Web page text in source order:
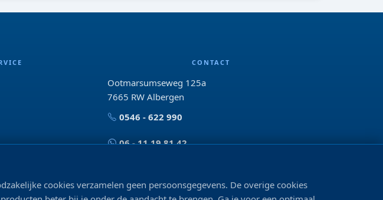
CONTACT
Ootmarsumseweg 125a
7665 RW Albergen
0546 - 622 990
06 - 11 19 81 42
VOLG ONS
cookies verzamelen geen persoonsgegevens. De overige cookies